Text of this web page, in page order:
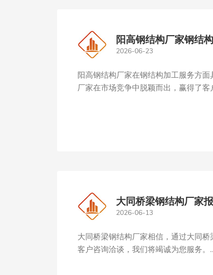
阳高钢结构厂家钢结
2026-06-23
阳高钢结构厂家在钢结构加工服务方
厂家在市场竞争中脱颖而出，赢得了客
大同桥梁钢结构厂家
2026-06-13
大同桥梁钢结构厂家相信，通过大同
客户咨询洽谈，我们将竭诚为您服务。